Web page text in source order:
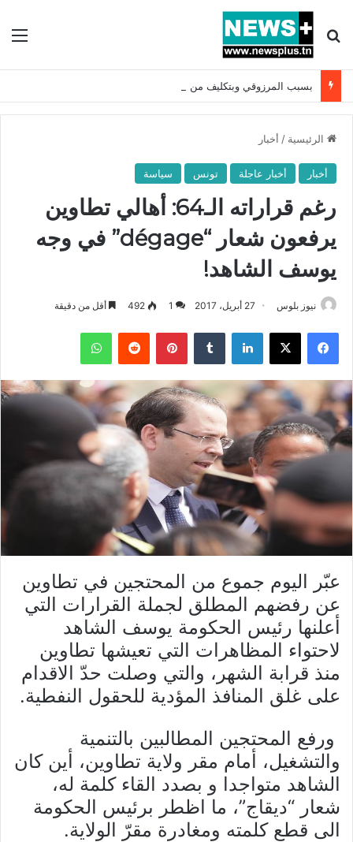
بحث عن
الرئيسية / أخبار
أخبار أخبار عاجلة تونس سياسة
رغم قراراته الـ64: أهالي تطاوين
يرفعون شعار “dégage” في وجه
يوسف الشاهد!
نيوز بلوس 27 أبريل، 2017 1
492 أقل من دقيقة
فيسبوك X لينكدإن بينتيريست واتساب
عبّر اليوم جموع من المحتجين في تطاوين
عن رفضهم المطلق لجملة القرارات التي
أعلنها رئيس الحكومة يوسف الشاهد
لاحتواء المظاهرات التي تعيشها تطاوين
منذ قرابة الشهر، والتي وصلت حدّ الاقدام
على غلق المنافذ المؤدية للحقول النفطية.
ورفع المحتجين المطالبين بالتنمية
والتشغيل، أمام مقر ولاية تطاوين، أين كان
الشاهد متواجدا و بصدد القاء كلمة له،
شعار “ديقاج”، ما اظطر برئيس الحكومة
الى قطع كلمته ومغادرة مقرّ الولاية.